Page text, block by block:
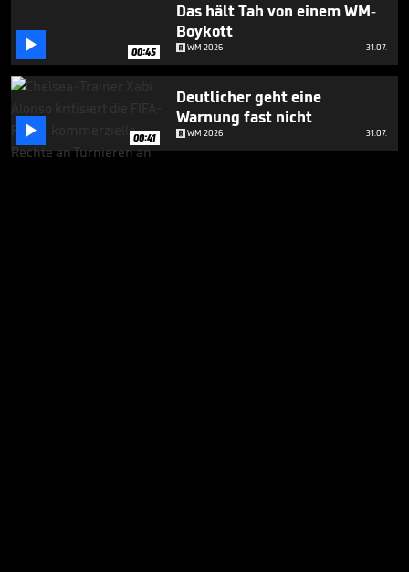
 00:45
Das hält Tah von einem WM-
Boykott
WM 2026 31.07.
 00:41
Deutlicher geht eine
Warnung fast nicht
WM 2026 31.07.